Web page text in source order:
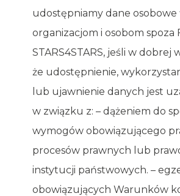
udostępniamy dane osobowe
organizacjom i osobom spoza
STARS4STARS, jeśli w dobrej
że udostępnienie,
lub ujawnienie danych jest
w związku z: – dążeniem do
wymogów obowiązującego
procesów prawnych lub
instytucji państwowych. –
obowiązujących Warunków